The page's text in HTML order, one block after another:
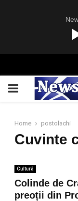
PRIMARY
Home postolachi
Cuvinte
Cultură
Colinde de
preoții din